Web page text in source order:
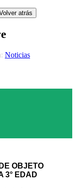
atrás
Noticias
OBJETO
3° EDAD